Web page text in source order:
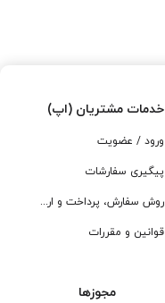
خدمات مشتریان (اپ)
ورود / عضویت
پیگیری سفارشات
روش سفارش، پرداخت و ارسال
قوانین و مقررات
مجوزها